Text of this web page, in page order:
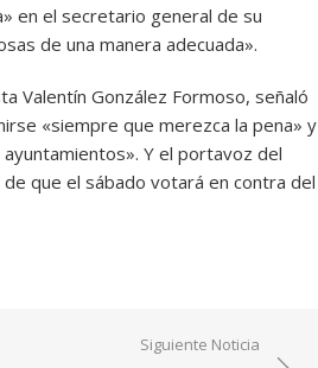
en el secretario general de su
de una manera adecuada».
Valentín González Formoso, señaló
«siempre que merezca la pena» y
Y el portavoz del
que el sábado votará en contra del
Siguiente Noticia